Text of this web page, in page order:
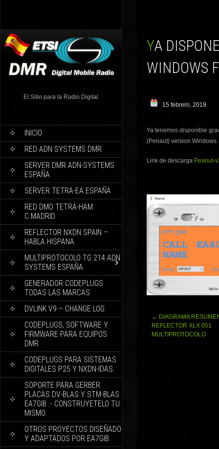
El Sitio para la Radio Digital
INICIO
RED ADN SYSTEMS DMR
SERVER DMR ADN-SYSTEMS
ESPAÑA
SERVER TETRA-EA ESPAÑA
RED DMO TETRA-HAM
C.MADRID
REFLECTOR NXDN SPAIN –
HABLA HISPANA
MULTIPROTOCOLO TG 214 ADN
SYSTEMS ESPAÑA
GENERADOR CODEPLUGS
TODAS LAS MARCAS
DVLINK V9 – CHANGE LOG
CODEPLUGS, SOFTWARE Y
FIRMWARE PARA EQUIPOS
DMR
CODEPLUGS PARA SISTEMAS
DIGITALES P25 Y NXDN-IDAS.
SOPORTE PARA GERBER
PLACAS DV-BLAS Y STM-BLAS
EA7GIB .- CONSTRUYETELO TU
MISMO.
OTROS PROYECTOS DISEÑADO
Y ADAPTADOS POR EA7GIB.
YA DISPONES DE PENAUT (CACAHUETE) PARA
WINDOWS
15 febrero, 2019
Ya tenemos disponible
(Penaut) version Windows.
Link de descarga Peanut-
Navegación
de
entradas
← DIAGRAMA
REFLECTOR XLX 051
MULTIPROTOCOLO